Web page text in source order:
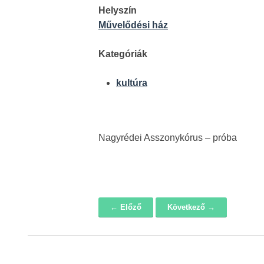
Helyszín
Művelődési ház
Kategóriák
kultúra
Nagyrédei Asszonykórus – próba
← Előző Következő →